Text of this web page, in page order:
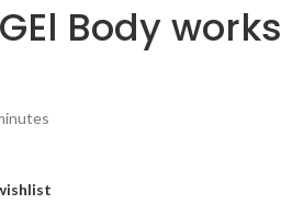
Body works